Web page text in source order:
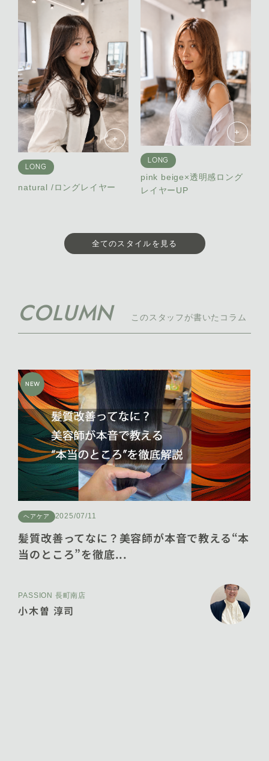
+
LONG
natural /ロングレイヤー
+
LONG
pink beige×透明感ロング
レイヤーUP
全てのスタイルを見る
COLUMN このスタッフが書いたコラム
NEW
ヘアケア 2025/07/11
髪質改善ってなに？美容師が本音で教える“本
当のところ”を徹底...
PASSION 長町南店
小木曽 淳司